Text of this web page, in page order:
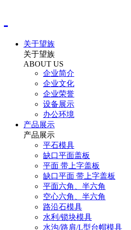
关于望族
关于望族
ABOUT US
企业简介
企业文化
企业荣誉
设备展示
办公环境
产品展示
产品展示
平石模具
缺口平面盖板
平面 带上字盖板
缺口平面 带上字盖板
平面六角、半六角
空心六角、半六角
路沿石模具
水利/锁块模具
水沟/路肩/L型台帽模具